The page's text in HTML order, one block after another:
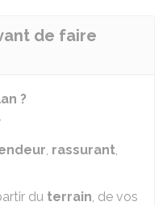
de faire
?
, rassurant,
du terrain, de vos